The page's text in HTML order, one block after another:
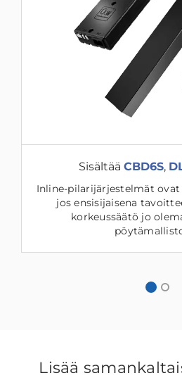
Sisältää CBD6S,
Inline-pilarijärjestelmät
jos ensisijaisena
korkeussäätö jo
Lisää